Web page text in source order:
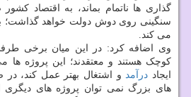
گذاری ها ناتمام بماند، به اقتصاد
سنگینی روی دوش دولت خواهد گذاشت؛
می کند.
وی اضافه کرد: در این میان برخی
کوچک هستند و معتقدند؛ این پروژه ها
ایجاد درآمد و اشتغال بهتر عمل کند، در
های بزرگ نمی توان پروژه های دیگری